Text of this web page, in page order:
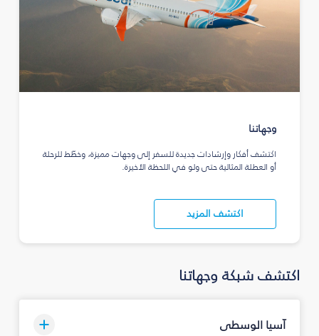
وجهاتنا
اكتشف أفكار وإرشادات جديدة للسفر إلى وجهات مميزة، وخطّط للرحلة
أو العطلة المثالية حتى ولو في اللحظة الأخيرة.
اكتشف المزيد
اكتشف شبكة وجهاتنا
آسيا الوسطى